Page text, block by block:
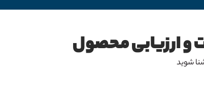
ارزیابی محصول
شوید